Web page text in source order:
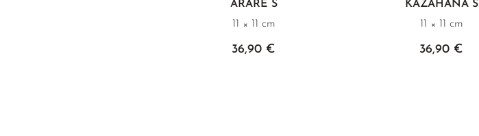
ARARE S
11 × 11 cm
36,90 €
KAZAHANA S
11 × 11 cm
36,90 €